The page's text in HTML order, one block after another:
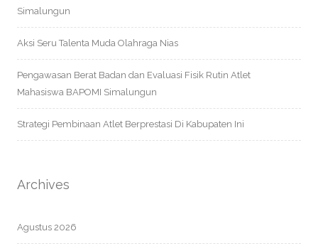
Simalungun
Aksi Seru Talenta Muda Olahraga Nias
Pengawasan Berat Badan dan Evaluasi Fisik Rutin Atlet
Mahasiswa BAPOMI Simalungun
Strategi Pembinaan Atlet Berprestasi Di Kabupaten Ini
Archives
Agustus 2026